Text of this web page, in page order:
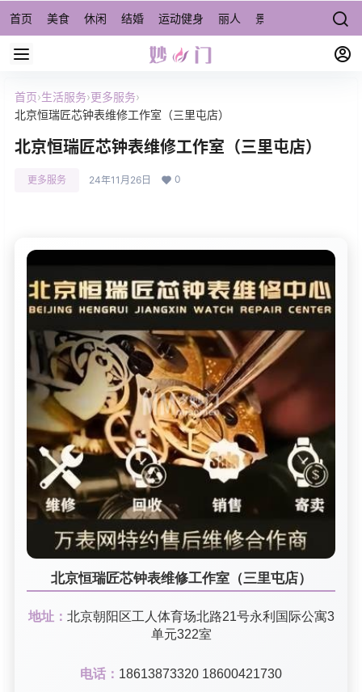
首页 美食 休闲 结婚 运动健身 丽人 景点/周边游 宠物
首页›生活服务›更多服务›
北京恒瑞匠芯钟表维修工作室（三里屯店）
北京恒瑞匠芯钟表维修工作室（三里屯店）
更多服务 24年11月26日 0
北京恒瑞匠芯钟表维修工作室（三里屯店）
地址： 北京朝阳区工人体育场北路21号永利国际公寓3
单元322室
电话： 18613873320 18600421730